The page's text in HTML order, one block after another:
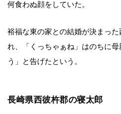
何食わぬ顔をしていた。
裕福な東の家との結婚が決まっ
れ、「くっちゃぁね」はのちに
う」と告げたという。
長崎県西彼杵郡の寝太郎